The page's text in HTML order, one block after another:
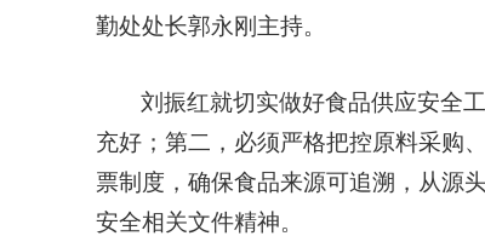
勤处处长郭永刚主持。
刘振红就切实做好食品供应安全
充好；第二，必须严格把控原料采购
票制度，确保食品来源可追溯，从源
安全相关文件精神。